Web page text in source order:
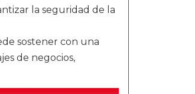
la seguridad de la
sostener con una
de negocios,